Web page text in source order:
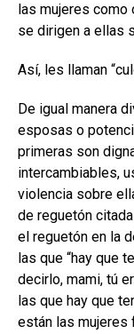
las mujeres como
se dirigen a ellas
Así, les llaman
De igual manera
esposas o
primeras son
intercambiables,
violencia sobre
de reguetón
el reguetón en la
las que “hay que
decirlo, mami, tú
las que hay que
están las mujeres